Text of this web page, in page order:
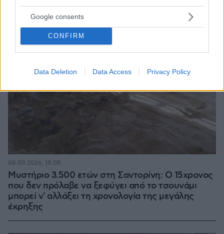
Google consents
CONFIRM
Data Deletion Data Access Privacy Policy
Μυστήριο 3.500 ετών στη Σαντορίνη: Ο 15χρονος
που δεν πρόλαβε να ξεφύγει από το τσουνάμι
μπορεί ν' αλλάξει τη χρονολογία της μεγάλης
έκρηξης
08.08.2026, 18:08